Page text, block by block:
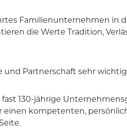
Familienunternehmen in
die Werte Tradition,
und Partnerschaft sehr
130-jährige
einen kompetenten,